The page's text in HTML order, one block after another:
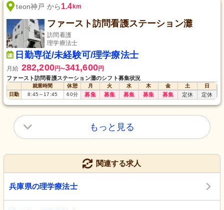
teon神戸 から1.4km
ファースト訪問看護ステーション灘
訪問看護
理学療法士
日勤専従/未経験可/理学療法士
月給 282,200円〜341,600円
ファースト訪問看護ステーション灘のシフト募集状況
就業時間 休憩 月 火 水 木 金 土
日
日勤
8:45 ～17:45 60分 募集 募集 募集 募集 募集 定休 定休
もっと見る
関連する求人
兵庫県の理学療法士